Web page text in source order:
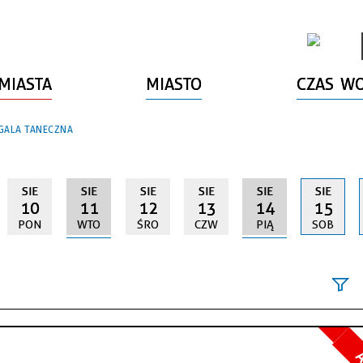
MIASTO CZAS
TANECZNA
SIE
10
PON
SIE
11
WTO
SIE
12
ŚRO
SIE
13
CZW
SIE
14
PIĄ
SIE
15
SOB
Szukana fraza